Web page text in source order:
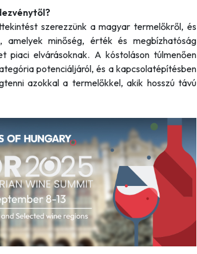
szerezzünk a magyar termelőkről, és
amelyek minőség, érték és megbízhatóság
piaci elvárásoknak. A kóstoláson túlmenően
potenciáljáról, és a kapcsolatépítésben
azokkal a termelőkkel, akik hosszú távú